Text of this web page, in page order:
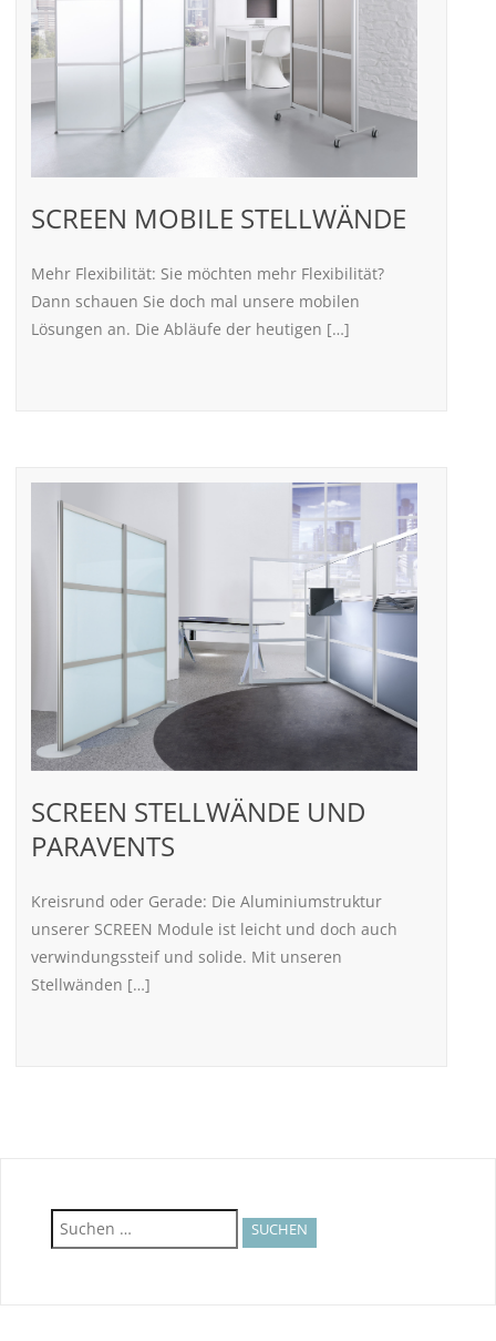
SCREEN MOBILE STELLWÄNDE
Mehr Flexibilität: Sie möchten mehr Flexibilität?
Dann schauen Sie doch mal unsere mobilen
Lösungen an. Die Abläufe der heutigen […]
SCREEN STELLWÄNDE UND
PARAVENTS
Kreisrund oder Gerade: Die Aluminiumstruktur
unserer SCREEN Module ist leicht und doch auch
verwindungssteif und solide. Mit unseren
Stellwänden […]
Suchen
nach: